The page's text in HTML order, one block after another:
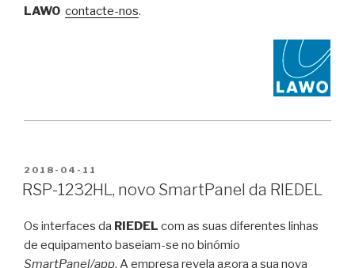
LAWO contacte-nos.
PUBLICADO
EM
2018-04-11
RSP-1232HL, novo SmartPanel da RIEDEL
Os interfaces da RIEDEL com as suas diferentes linhas
de equipamento baseiam-se no binómio
SmartPanel/app. A empresa revela agora a sua nova